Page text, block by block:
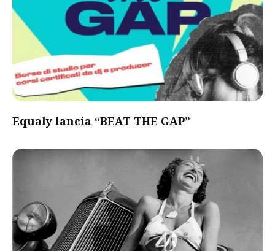
Equaly lancia “BEAT THE GAP”